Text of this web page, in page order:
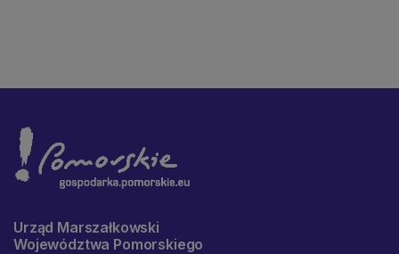
Urząd Marszałkowski
Województwa Pomorskiego